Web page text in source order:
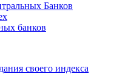
Банков
банков
своего индекса